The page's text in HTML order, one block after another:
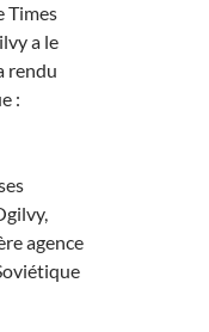
Times
a le
rendu
:
agence